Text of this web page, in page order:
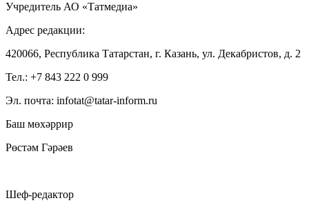
Учредитель АО «Татмедиа»
Адрес редакции:
420066, Республика Татарстан, г. Казань, ул. Декабристов, д. 2
Тел.: +7 843 222 0 999
Эл. почта: infotat@tatar-inform.ru
Баш мөхәррир
Рөстәм Гәрәев
Шеф-редактор